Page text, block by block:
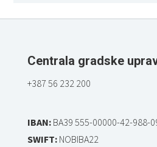
Centrala gradske
+387 56 232 200
IBAN:BA39 555-00000-42-988-
SWIFT:NOBIBA22